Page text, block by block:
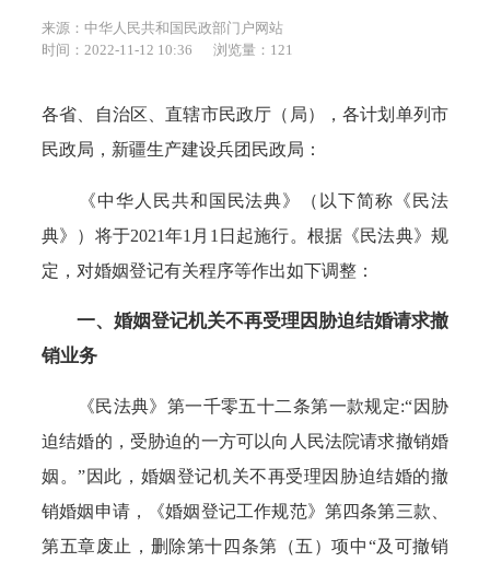
来源：中华人民共和国民政部门户网站
时间：2022-11-12 10:36
浏览量： 121
各省、自治区、直辖市民政厅（局），各计划单列市
民政局，新疆生产建设兵团民政局：
《中华人民共和国民法典》（以下简称《民法
典》）将于2021年1月1日起施行。根据《民法典》规
定，对婚姻登记有关程序等作出如下调整：
一、婚姻登记机关不再受理因胁迫结婚请求撤
销业务
《民法典》第一千零五十二条第一款规定:“因胁
迫结婚的，受胁迫的一方可以向人民法院请求撤销婚
姻。”因此，婚姻登记机关不再受理因胁迫结婚的撤
销婚姻申请，《婚姻登记工作规范》第四条第三款、
第五章废止，删除第十四条第（五）项中“及可撤销